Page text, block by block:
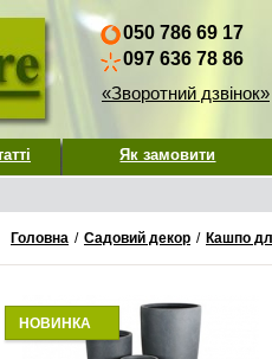
050 786 69 17
097 636 78 86
«Зворотний дзвінок»
Як замовити
Головна / Садовий декор / Кашпо
НОВИНКА